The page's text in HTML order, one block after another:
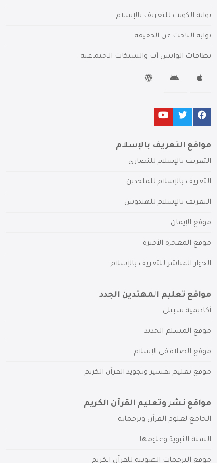
بوابة الكويت للتعريف بالإسلام
بوابة الباحث عن الحقيقة
بطاقات الواتس آب والشبكات الاجتماعية
مواقع التعريف بالإسلام
التعريف بالإسلام للنصارى
التعريف بالإسلام للملحدين
التعريف بالإسلام للهندوس
موقع الإيمان
موقع المعجزة الأخيرة
الحوار المباشر للتعريف بالإسلام
مواقع تعليم المهتدين الجدد
أكاديمية سبيلي
موقع المسلم الجديد
موقع الصلاة في الإسلام
موقع تعليم تفسير وتجويد القرآن الكريم
مواقع نشر وتعليم القرآن الكريم
الجامع لعلوم القرآن وترجماته
السنة النبوية وعلومها
موقع الترجمات الصوتية للقرآن الكريم